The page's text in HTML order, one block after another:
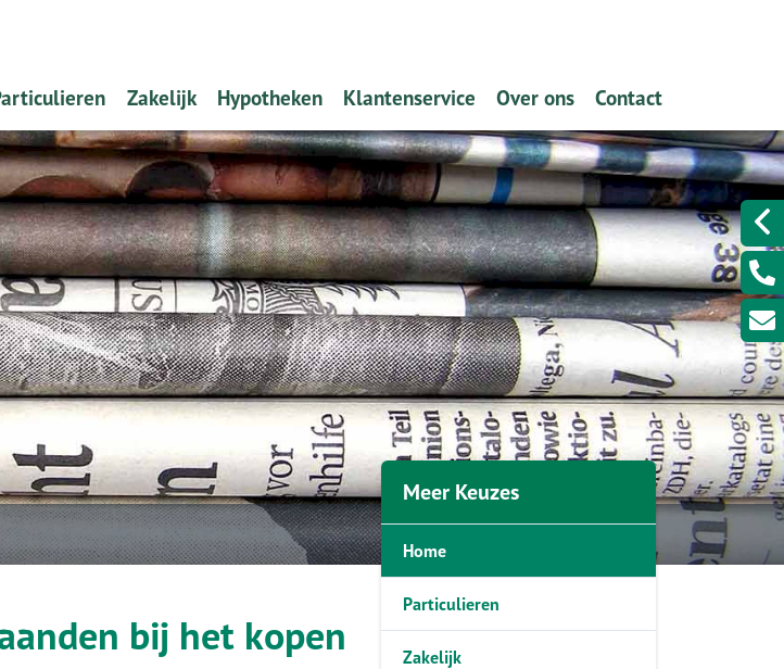
Schade melden
Verzekeren
Pensioen
Sparen
Zakelijk
Ondernemers
Werkgevers
Hypotheken
Oeps, een hypotheek (filmpje)
Alles over de hypotheekrentes
Zelf rekenen?
Offerte aanvragen?
Hypotheekvormen
Stappenplan
Tips
Klantenservice
Hypotheekinventarisatie
Schadeformulieren
Serviceformulieren
Rekenhulpen
Overig
Iets wijzigen?
Over ons
Zo makkelijk: onze Service App
Wat doen wij?
Verzekeren
Hypotheekadvisering
Banksparen
Kredieten
Contact
Een klacht melden?
bij het kopen
Meer Keuzes
Home
Particulieren
Zakelijk